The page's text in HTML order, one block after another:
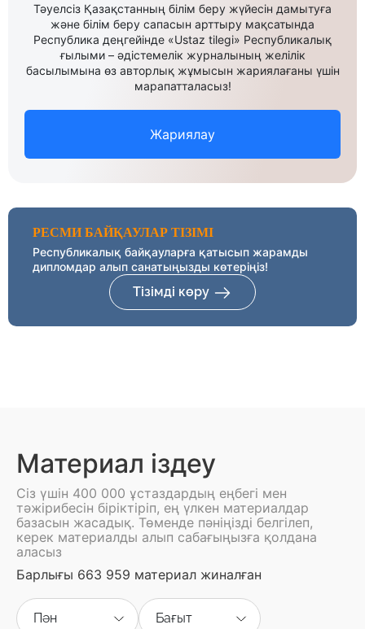
Тәуелсіз Қазақстанның білім беру жүйесін дамытуға
және білім беру сапасын арттыру мақсатында
Республика деңгейінде «Ustaz tilegi» Республикалық
ғылыми – әдістемелік журналының желілік
басылымына өз авторлық жұмысын жариялағаны үшін
марапатталасыз!
Жариялау
РЕСМИ БАЙҚАУЛАР ТІЗІМІ
Республикалық байқауларға қатысып жарамды
дипломдар алып санатыңызды көтеріңіз!
Тізімді көру
Материал іздеу
Сіз үшін 400 000 ұстаздардың еңбегі мен
тәжірибесін біріктіріп, ең үлкен материалдар
базасын жасадық. Төменде пәніңізді белгілеп,
керек материалды алып сабағыңызға қолдана
аласыз
Барлығы 663 959 материал жиналған
Пән Бағыт